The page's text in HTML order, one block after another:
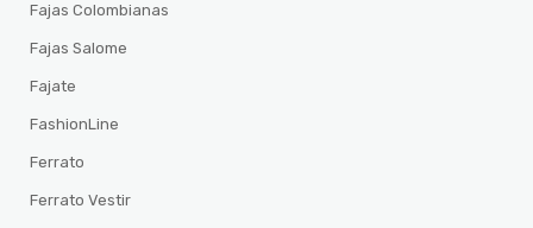
Fajas Colombianas
Fajas Salome
Fajate
FashionLine
Ferrato
Ferrato Vestir